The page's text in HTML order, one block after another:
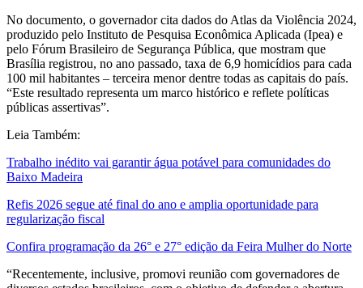
No documento, o governador cita dados do Atlas da Violência 2024,
produzido pelo Instituto de Pesquisa Econômica Aplicada (Ipea) e
pelo Fórum Brasileiro de Segurança Pública, que mostram que
Brasília registrou, no ano passado, taxa de 6,9 homicídios para cada
100 mil habitantes – terceira menor dentre todas as capitais do país.
“Este resultado representa um marco histórico e reflete políticas
públicas assertivas”.
Leia Também:
Trabalho inédito vai garantir água potável para comunidades do
Baixo Madeira
Refis 2026 segue até final do ano e amplia oportunidade para
regularização fiscal
Confira programação da 26° e 27° edição da Feira Mulher do Norte
“Recentemente, inclusive, promovi reunião com governadores de